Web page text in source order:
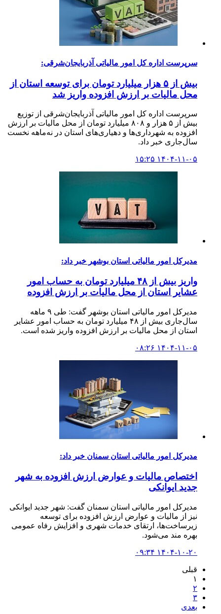
سرپرست اداره کل امور مالیاتی آذربایجان‌شرقی:
بیش از ۵ هزار میلیارد تومان برای توسعه استان از
محل مالیات بر ارزش افزوده واریز شد
سرپرست اداره کل امور مالیاتی آذربایجان‌شرقی از توزیع
بیش از ۵ هزار و ۸۰۸ میلیارد تومان از محل مالیات بر ارزش
افزوده به شهرداری‌ها و دهیاری‌های استان در نه‌ماهه نخست
سال‌جاری خبر داد.
۱۴۰۴-۱۱-۰۵ ۱۵:۲۵
مدیرکل امور مالیاتی استان بوشهر خبر داد:
واریز بیش از ۴۸ میلیارد تومان به حساب امور
عشایر استان از محل مالیات بر ارزش افزوده
مدیرکل امور مالیاتی استان بوشهر گفت: طی ۹ ماهه
سال‌جاری بیش از ۴۸ میلیارد تومان به حساب امور عشایر
استان از محل مالیات بر ارزش افزوده واریز شده است.
۱۴۰۴-۱۱-۰۵ ۰۸:۲۶
مدیرکل امور مالیاتی استان سمنان خبر داد:
اختصاص مالیات و عوارض ارزش افزوده به شهر
جدید ایوانکی
مدیرکل امور مالیاتی استان سمنان گفت: شهر جدید ایوانکی
نیز از مالیات و عوارض ارزش افزوده برای توسعه
زیرساخت‌ها، ارتقای خدمات شهری و افزایش رفاه عمومی
بهره مند می‌شود.
۱۴۰۴-۱۰-۲۰ ۰۹:۳۴
قبلی
۱
۲
۳
بعدی